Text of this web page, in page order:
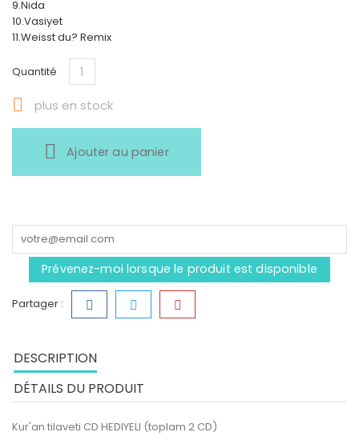
9.Nida
10.Vasiyet
11.Weisst du? Remix
Quantité
 plus en stock
Ajouter au panier
Prévenez-moi lorsque le produit est disponible
Partager :
DESCRIPTION
DÉTAILS DU PRODUIT
Kur'an tilaveti CD HEDIYELI (toplam 2 CD)